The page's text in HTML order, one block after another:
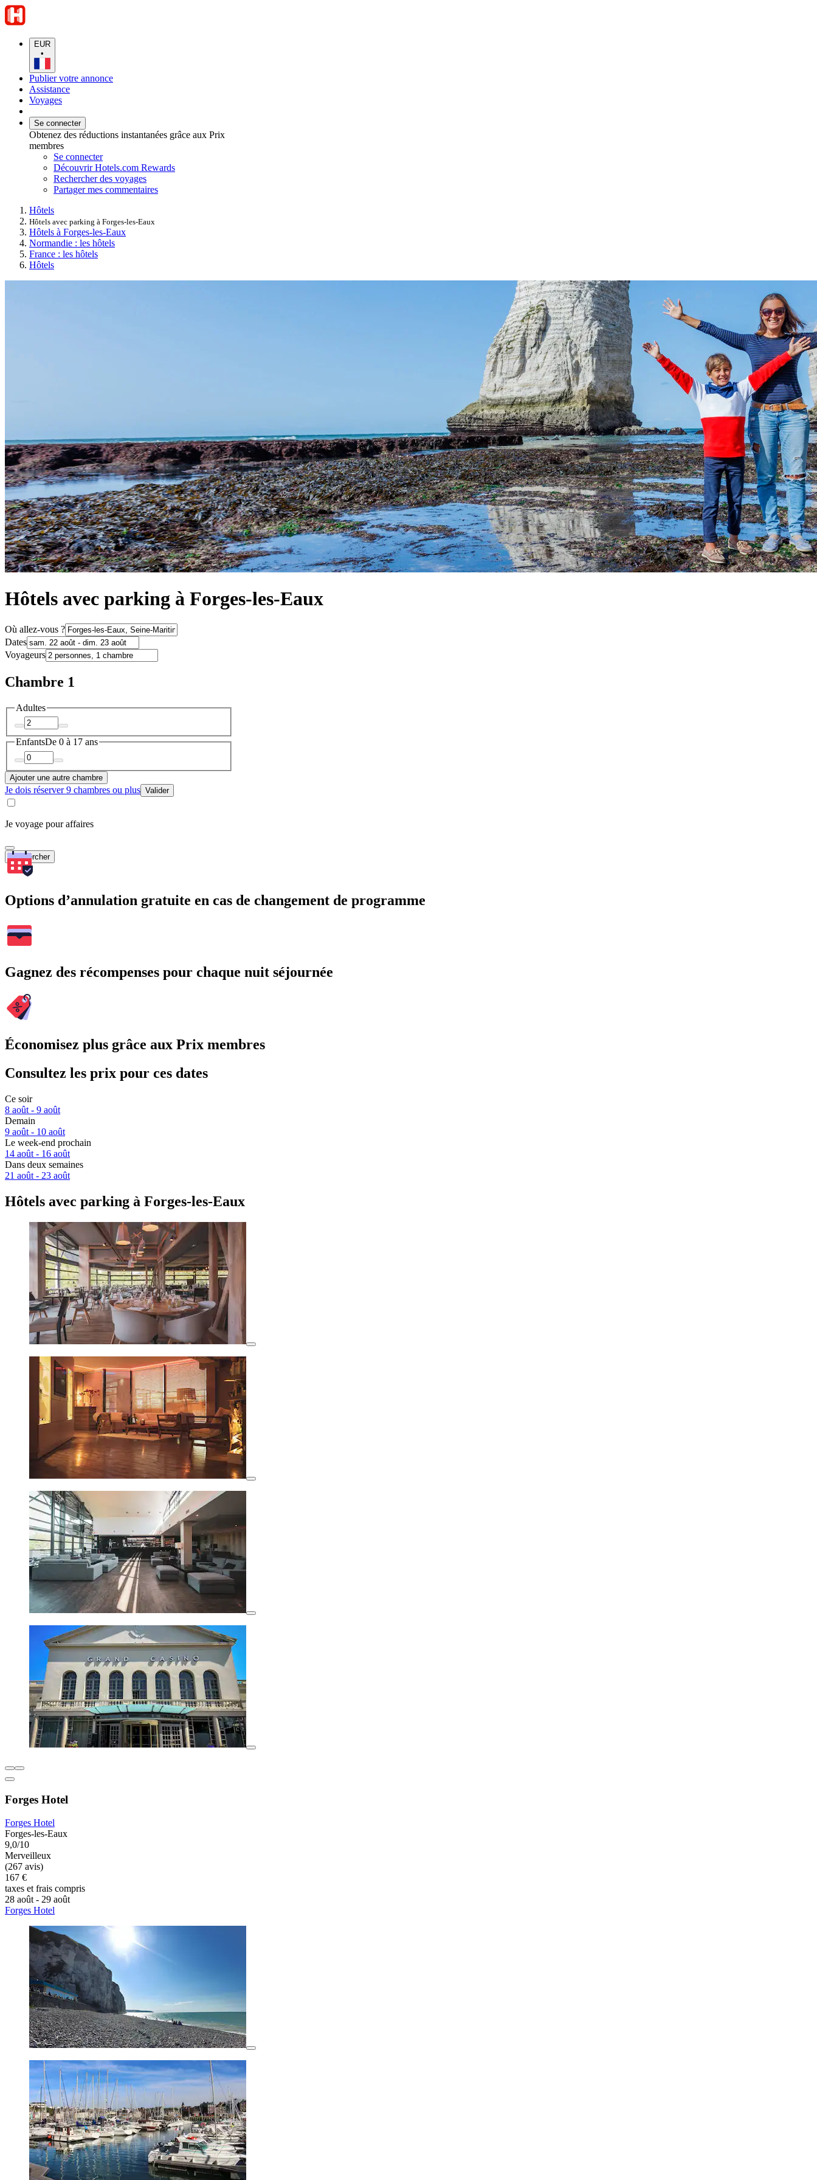
EUR
•
Publier votre annonce
Assistance
Voyages
Se connecter
Obtenez des réductions instantanées grâce aux Prix
membres
Se connecter
Découvrir Hotels.com Rewards
Rechercher des voyages
Partager mes commentaires
Hôtels
Hôtels avec parking à Forges-les-Eaux
Hôtels à Forges-les-Eaux
Normandie : les hôtels
France : les hôtels
Hôtels
Hôtels avec parking à Forges-les-Eaux
Où allez-vous ?
Dates
Voyageurs
Chambre 1
Adultes
EnfantsDe 0 à 17 ans
Ajouter une autre chambre
Je dois réserver 9 chambres ou plus Valider
Je voyage pour affaires
Rechercher
Options d’annulation gratuite en cas de changement de programme
Gagnez des récompenses pour chaque nuit séjournée
Économisez plus grâce aux Prix membres
Consultez les prix pour ces dates
Ce soir
8 août - 9 août
Demain
9 août - 10 août
Le week-end prochain
14 août - 16 août
Dans deux semaines
21 août - 23 août
Hôtels avec parking à Forges-les-Eaux
Forges Hotel
Forges Hotel
Forges-les-Eaux
9,0/10
Merveilleux
(267 avis)
167 €
taxes et frais compris
28 août - 29 août
Forges Hotel